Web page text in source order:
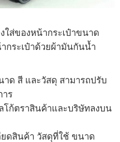
ใส่ของหน้ากระเป๋าขนาด
ระเป๋าด้วยผ้ามันกันน้ำ
ด สี และวัสดุ สามารถปรับ
าร
โก้ตราสินค้าและบริษัทลงบน
ยดสินค้า วัสดุที่ใช้ ขนาด